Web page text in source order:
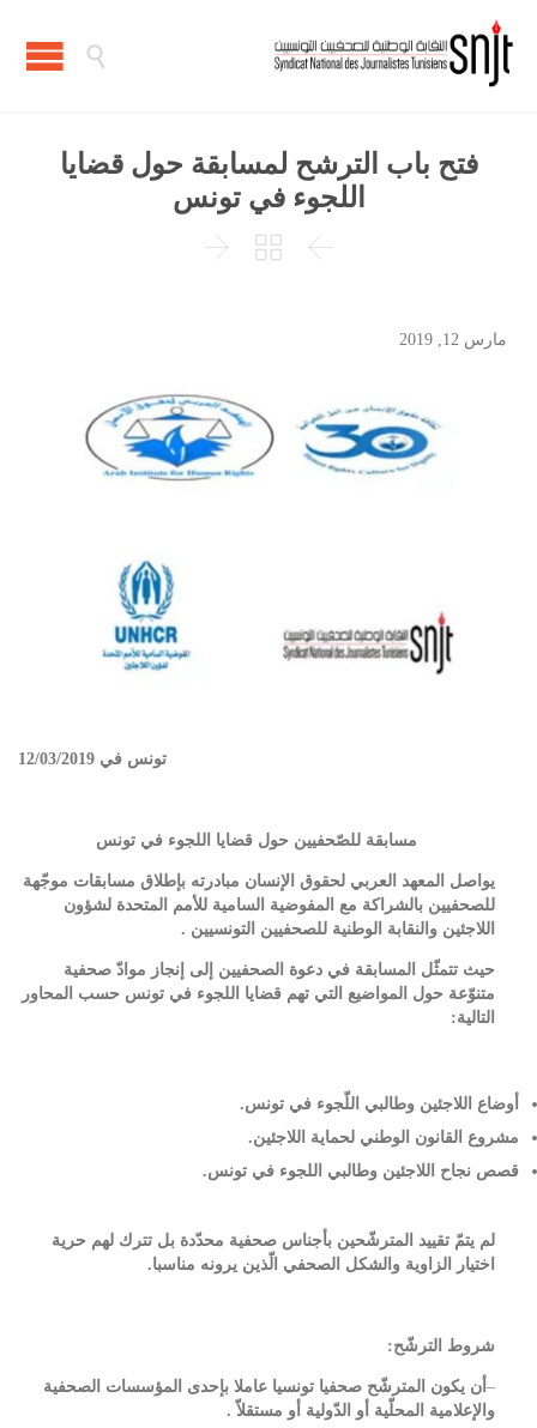

فتح باب الترشح لمسابقة حول قضايا
اللجوء في تونس



مارس 12, 2019
تونس في 12/03/2019
مسابقة للصّحفيين حول قضايا اللجوء في تونس
يواصل المعهد العربي لحقوق الإنسان مبادرته بإطلاق مسابقات موجّهة
للصحفيين بالشراكة مع المفوضية السامية للأمم المتحدة لشؤون
اللاجئين والنقابة الوطنية للصحفيين التونسيين .
حيث تتمثّل المسابقة في دعوة الصحفيين إلى إنجاز موادّ صحفية
متنوّعة حول المواضيع التي تهم قضايا اللجوء في تونس حسب المحاور
التالية:
أوضاع اللاجئين وطالبي اللّجوء في تونس.
مشروع القانون الوطني لحماية اللاجئين.
قصص نجاح اللاجئين وطالبي اللجوء في تونس.
لم يتمّ تقييد المترشّحين بأجناس صحفية محدّدة بل تترك لهم حرية
اختيار الزاوية والشكل الصحفي الّذين يرونه مناسبا.
شروط الترشّح:
– أن يكون المترشّح صحفيا تونسيا عاملا بإحدى المؤسسات الصحفية
والإعلامية المحلّية أو الدّولية أو مستقلاّ .